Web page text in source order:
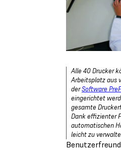
Alle 40 Drucker
Arbeitsplatz aus
derSoftware
eingerichtet
gesamte
Dank effizienter
automatischen
leicht zu